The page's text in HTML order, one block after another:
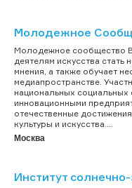
Молодежное
Молодежное сообщество
деятелям искусства
мнения, а также обучает
медиапространстве.
национальных
инновационными
отечественные
культуры и искусства....
Москва
Институт